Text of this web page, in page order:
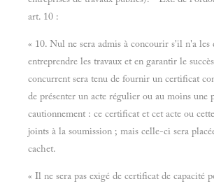
art. 10 :
« 10. Nul ne sera admis à concourir s'il n'a les
entreprendre les travaux et en garantir le
concurrent sera tenu de fournir un certificat
de présenter un acte régulier ou au moins une
cautionnement : ce certificat et cet acte ou
joints à la soumission ; mais celle-ci sera
cachet.
« Il ne sera pas exigé de certificat de capacité